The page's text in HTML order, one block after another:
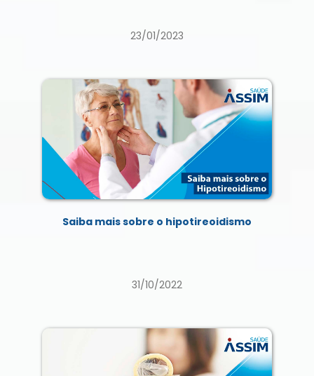
23/01/2023
Saiba mais sobre o hipotireoidismo
31/10/2022